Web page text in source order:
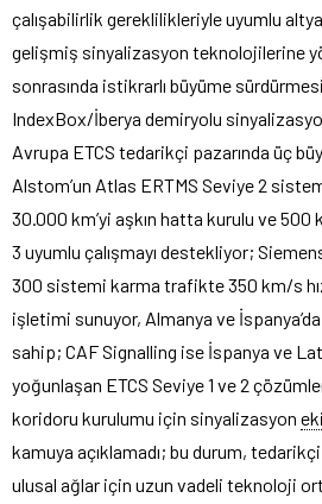
çalışabilirlik gereklilikleriyle uyumlu
gelişmiş sinyalizasyon teknolojilerine
sonrasında istikrarlı büyüme
IndexBox/İberya demiryolu
Avrupa ETCS tedarikçi pazarında üç
Alstom’un Atlas ERTMS Seviye 2
30.000 km’yi aşkın hatta kurulu ve 500
3 uyumlu çalışmayı destekliyor;
300 sistemi karma trafikte 350 km/s
işletimi sunuyor, Almanya ve
sahip; CAF Signalling ise İspanya ve
yoğunlaşan ETCS Seviye 1 ve 2
koridoru kurulumu için sinyalizasyon
kamuya açıklamadı; bu durum,
ulusal ağlar için uzun vadeli teknoloji